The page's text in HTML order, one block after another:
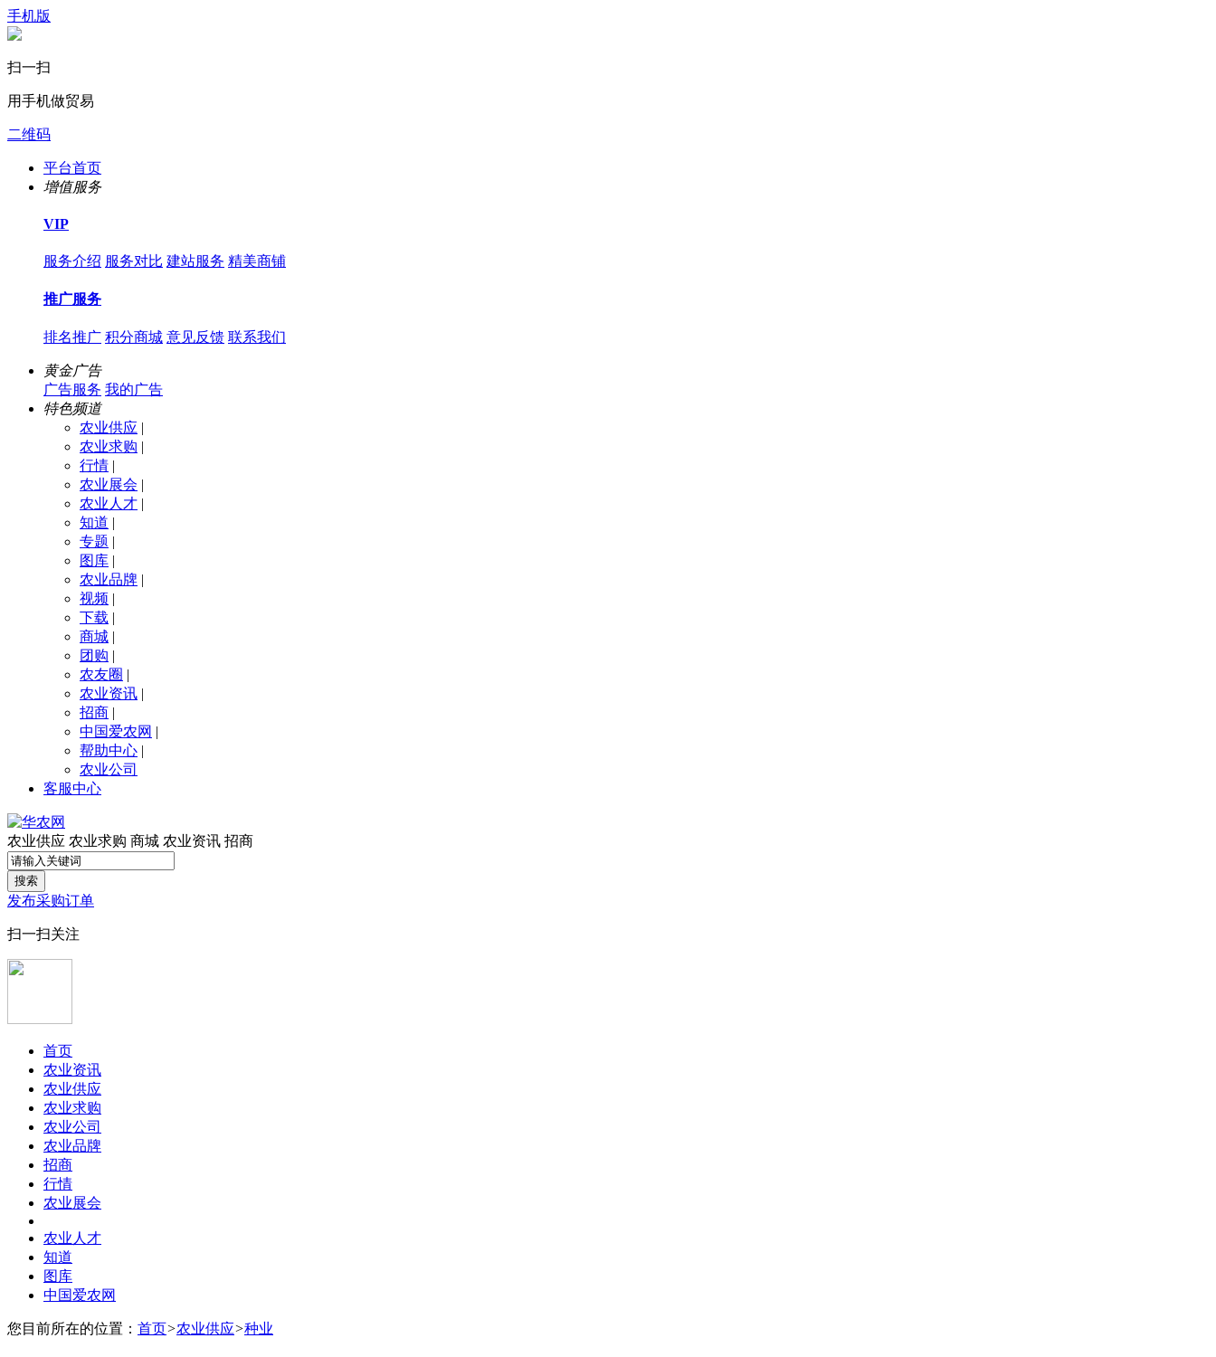
手机版
扫一扫
用手机做贸易
二维码
平台首页
增值服务
VIP
服务介绍 服务对比 建站服务 精美商铺
推广服务
排名推广 积分商城 意见反馈 联系我们
黄金广告
广告服务 我的广告
特色频道
农业供应 |
农业求购 |
行情 |
农业展会 |
农业人才 |
知道 |
专题 |
图库 |
农业品牌 |
视频 |
下载 |
商城 |
团购 |
农友圈 |
农业资讯 |
招商 |
中国爱农网 |
帮助中心 |
农业公司
客服中心
农业供应 农业求购 商城 农业资讯 招商
搜索
发布采购订单
扫一扫关注
首页
农业资讯
农业供应
农业求购
农业公司
农业品牌
招商
行情
农业展会
农业人才
知道
图库
中国爱农网
您目前所在的位置： 首页>农业供应>种业